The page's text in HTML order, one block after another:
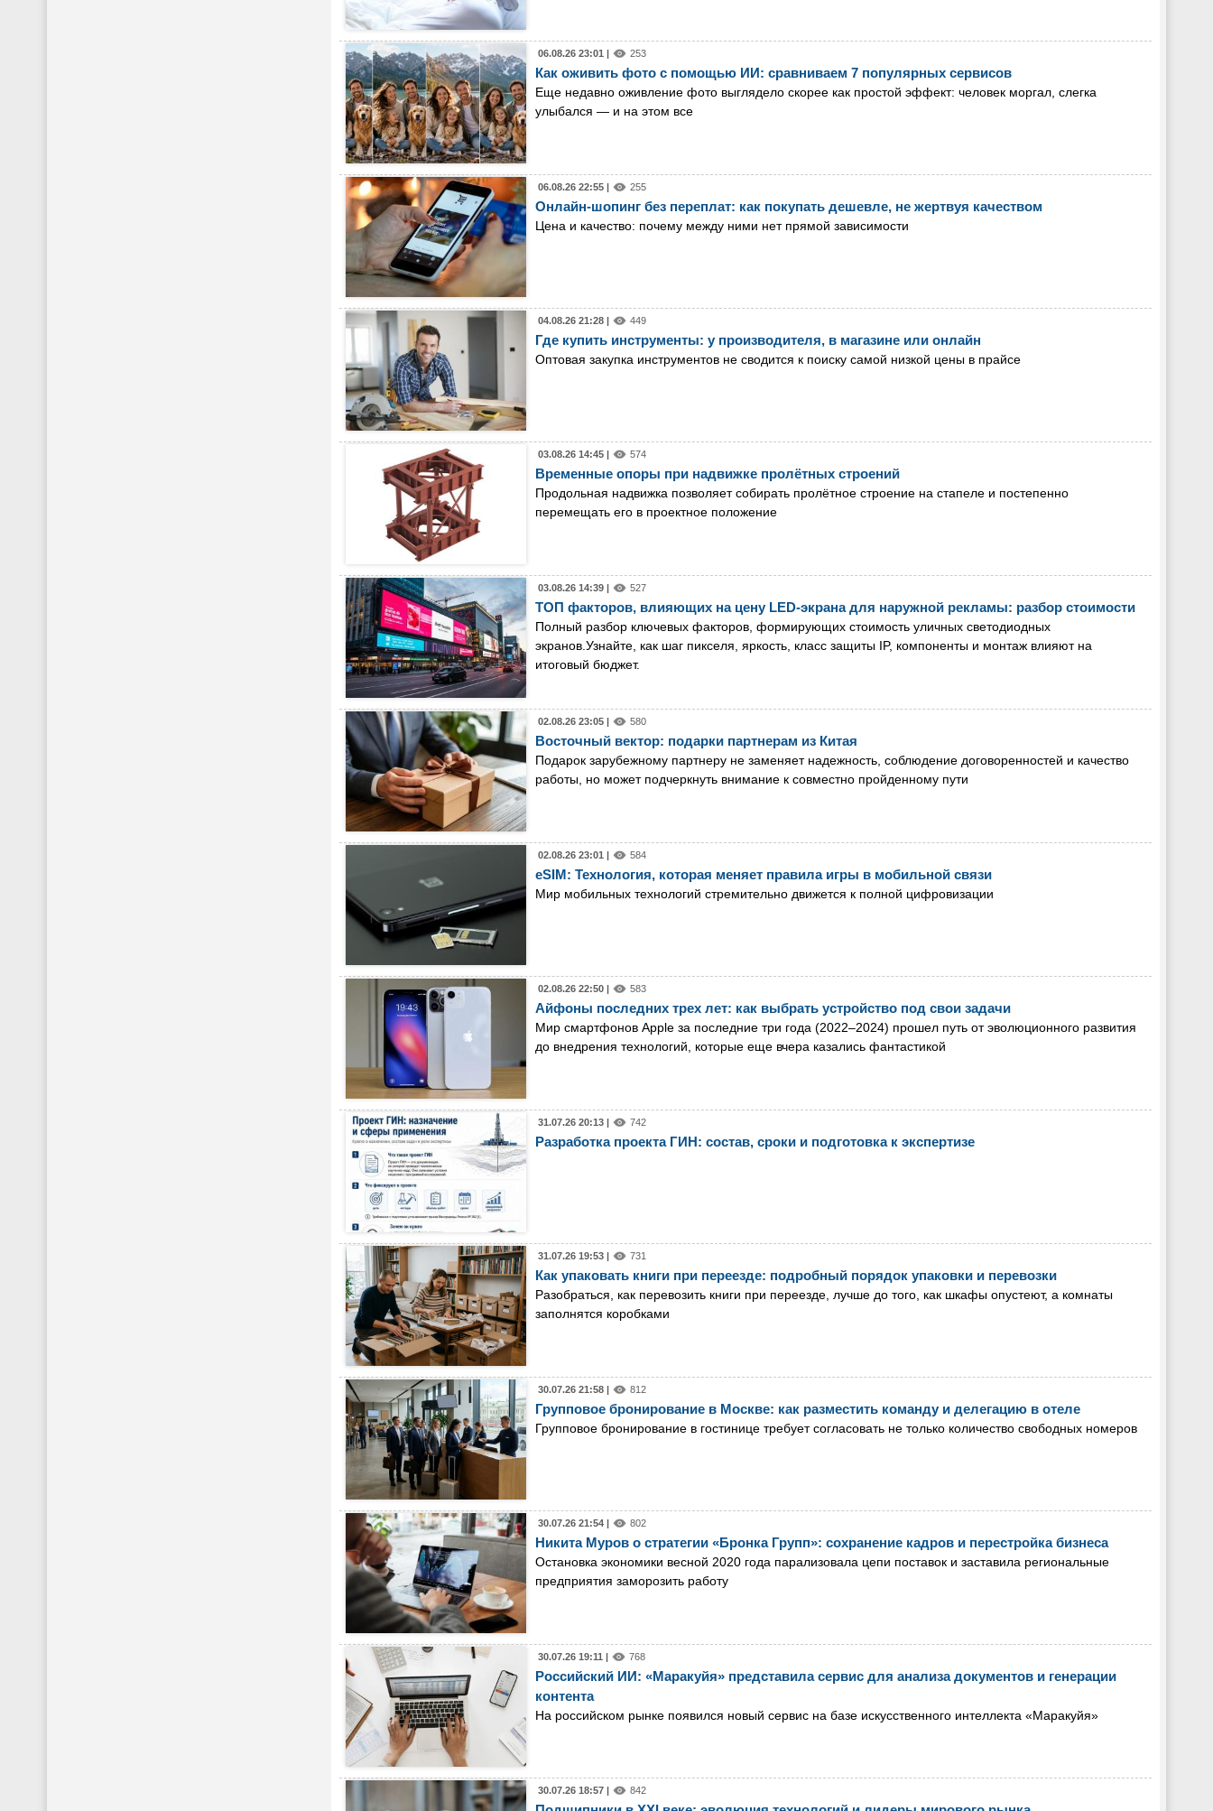
06.08.26 23:01 | 253
Как оживить фото с помощью ИИ: сравниваем 7 популярных сервисов
Еще недавно оживление фото выглядело скорее как простой эффект: человек моргал, слегка
улыбался — и на этом все
06.08.26 22:55 | 255
Онлайн-шопинг без переплат: как покупать дешевле, не жертвуя качеством
Цена и качество: почему между ними нет прямой зависимости
04.08.26 21:28 | 449
Где купить инструменты: у производителя, в магазине или онлайн
Оптовая закупка инструментов не сводится к поиску самой низкой цены в прайсе
03.08.26 14:45 | 574
Временные опоры при надвижке пролётных строений
Продольная надвижка позволяет собирать пролётное строение на стапеле и постепенно
перемещать его в проектное положение
03.08.26 14:39 | 527
ТОП факторов, влияющих на цену LED-экрана для наружной рекламы: разбор стоимости
Полный разбор ключевых факторов, формирующих стоимость уличных светодиодных
экранов.Узнайте, как шаг пикселя, яркость, класс защиты IP, компоненты и монтаж влияют на
итоговый бюджет.
02.08.26 23:05 | 580
Восточный вектор: подарки партнерам из Китая
Подарок зарубежному партнеру не заменяет надежность, соблюдение договоренностей и качество
работы, но может подчеркнуть внимание к совместно пройденному пути
02.08.26 23:01 | 584
eSIM: Технология, которая меняет правила игры в мобильной связи
Мир мобильных технологий стремительно движется к полной цифровизации
02.08.26 22:50 | 583
Айфоны последних трех лет: как выбрать устройство под свои задачи
Мир смартфонов Apple за последние три года (2022–2024) прошел путь от эволюционного развития
до внедрения технологий, которые еще вчера казались фантастикой
31.07.26 20:13 | 742
Разработка проекта ГИН: состав, сроки и подготовка к экспертизе
31.07.26 19:53 | 731
Как упаковать книги при переезде: подробный порядок упаковки и перевозки
Разобраться, как перевозить книги при переезде, лучше до того, как шкафы опустеют, а комнаты
заполнятся коробками
30.07.26 21:58 | 812
Групповое бронирование в Москве: как разместить команду и делегацию в отеле
Групповое бронирование в гостинице требует согласовать не только количество свободных номеров
30.07.26 21:54 | 802
Никита Муров о стратегии «Бронка Групп»: сохранение кадров и перестройка бизнеса
Остановка экономики весной 2020 года парализовала цепи поставок и заставила региональные
предприятия заморозить работу
30.07.26 19:11 | 768
Российский ИИ: «Маракуйя» представила сервис для анализа документов и генерации
контента
На российском рынке появился новый сервис на базе искусственного интеллекта «Маракуйя»
30.07.26 18:57 | 842